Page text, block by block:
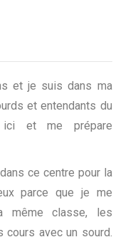
et je suis dans ma
et entendants du
ici et me prépare
ce centre pour la
parce que je me
même classe, les
avec un sourd.